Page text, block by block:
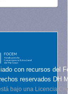
con recursos del
reservados DH
bajo una Licencia